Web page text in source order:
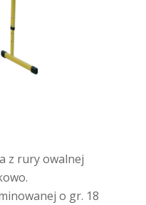
z rury owalnej
o gr. 18